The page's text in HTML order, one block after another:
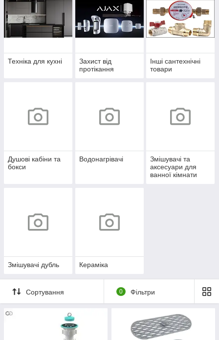
Техніка для кухні
Захист від
протікання
Інші сантехнічні
товари
Душові кабіни та
бокси
Водонагрівачі
Змішувачі та
аксесуари для
ванної кімнати
Змішувачі дубль Кераміка
Сортування 0 Фільтри